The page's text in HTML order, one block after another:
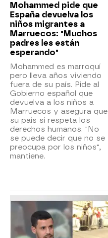
Mohammed pide que
España devuelva los
niños migrantes a
Marruecos: "Muchos
padres les están
esperando"
Mohammed es marroquí
pero lleva años viviendo
fuera de su país. Pide al
Gobierno español que
devuelva a los niños a
Marruecos y asegura que
su país sí respeta los
derechos humanos. "No
se puede decir que no se
preocupa por los niños",
mantiene.